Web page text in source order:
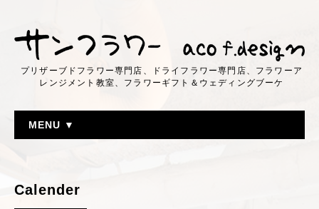
プリザーブドフラワー専門店、ドライフラワー専門店、フラワーア
レンジメント教室、フラワーギフト＆ウェディングブーケ
MENU ▼
Calender